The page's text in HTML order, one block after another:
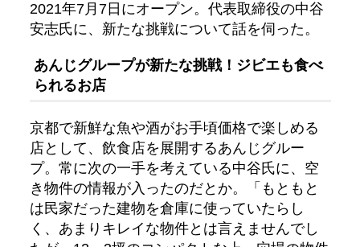
2021年7月7日にオープン。代表取締役の中谷
安志氏に、新たな挑戦について話を伺った。
あんじグループが新たな挑戦！ジビエも食べ
られるお店
京都で新鮮な魚や酒がお手頃価格で楽しめる
店として、飲食店を展開するあんじグルー
プ。常に次の一手を考えている中谷氏に、空
き物件の情報が入ったのだとか。「もともと
は民家だった建物を倉庫に使っていたらし
く、あまりキレイな物件とは言えませんでし